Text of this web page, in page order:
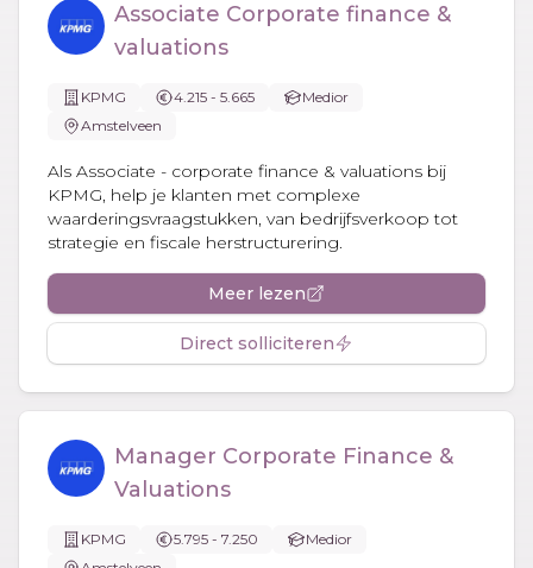
Associate Corporate finance &
valuations
KPMG 4.215 - 5.665
Medior
Amstelveen
Als Associate - corporate finance & valuations bij
KPMG, help je klanten met complexe
waarderingsvraagstukken, van bedrijfsverkoop tot
strategie en fiscale herstructurering.
Meer lezen
Direct solliciteren
Manager Corporate Finance &
Valuations
KPMG 5.795 - 7.250
Medior